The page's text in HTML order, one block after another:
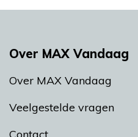
Over MAX Vandaag
Over MAX Vandaag
Veelgestelde vragen